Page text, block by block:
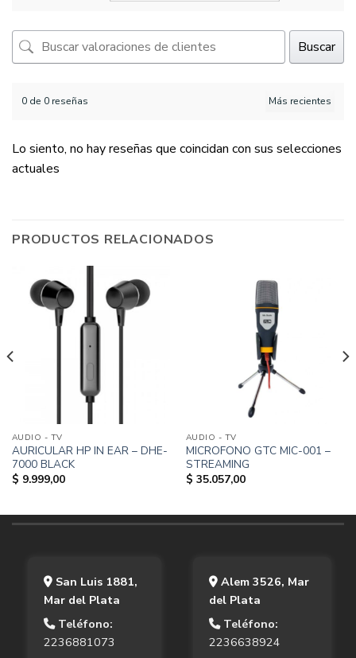
Buscar
0 de 0 reseñas
Lo siento, no hay reseñas que coincidan con sus selecciones
actuales
PRODUCTOS RELACIONADOS
AUDIO - TV
AURICULAR HP IN EAR – DHE-
7000 BLACK
$ 9.999,00
AUDIO - TV
MICROFONO GTC MIC-001 –
STREAMING
$ 35.057,00
San Luis 1881,
Mar del Plata
Teléfono:
2236881073
Alem 3526, Mar
del Plata
Teléfono:
2236638924